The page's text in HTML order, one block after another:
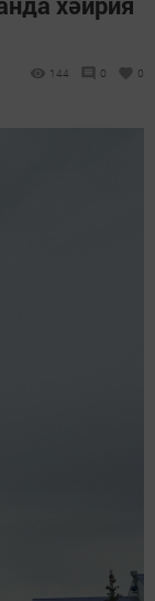
144 0 0